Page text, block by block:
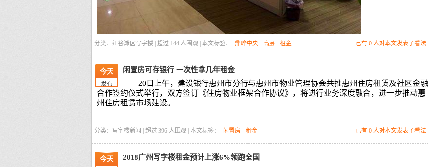
已有 0 人对本文发表了看法
分类：红谷滩区写字楼 | 超过 144 人围观 | 本文标签： 鼎峰中央 高层 租金
今天
发布
闲置房可存银行 一次性拿几年租金
20日上午，建设银行惠州市分行与惠州市物业管理协会共推惠州住房租赁及社区金融
合作签约仪式举行，双方签订《住房物业框架合作协议》，将进行业务深度融合，进一步推动惠
州住房租赁市场建设。
已有 0 人对本文发表了看法
分类：写字楼新闻 | 超过 396 人围观 | 本文标签： 闲置房 租金
今天 2018广州写字楼租金预计上涨6%领跑全国